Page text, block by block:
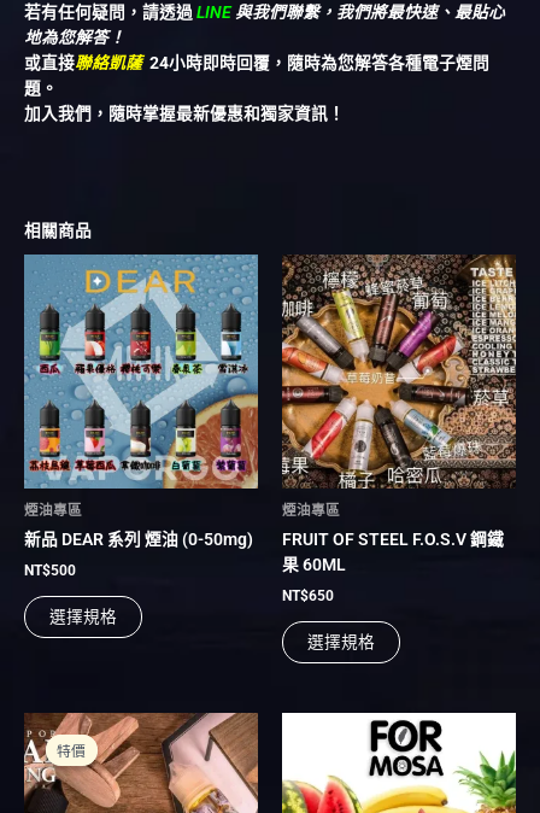
若有任何疑問，請透過 LINE與我們聯繫，我們將最快速、最貼心
地為您解答！
或直接聯絡凱薩 24小時即時回覆，隨時為您解答各種電子煙問
題。
加入我們，隨時掌握最新優惠和獨家資訊！
相關商品
煙油專區
新品 DEAR 系列 煙油 (0-50mg)
NT$500
選擇規格
此
產
品
有
多
種
款
式。
可
在
品
選
煙油專區
FRUIT OF STEEL F.O.S.V 鋼鐵
果 60ML
NT$650
選擇規格
此
產
品
有
多
種
款
式。
可
在
品
擇
特價
特價
原
始
價
格：
NT$700。
目
前
價
格：
NT$650。
此
產
品
有
此
產
品
有